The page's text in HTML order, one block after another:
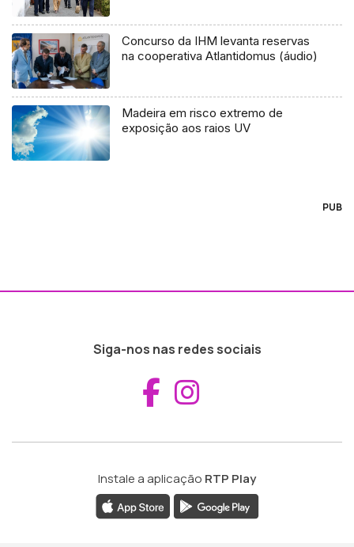
Concurso da IHM levanta reservas
na cooperativa Atlantidomus (áudio)
Madeira em risco extremo de
exposição aos raios UV
PUB
Siga-nos nas redes sociais
Aceder ao
Instale a aplicação RTP Play